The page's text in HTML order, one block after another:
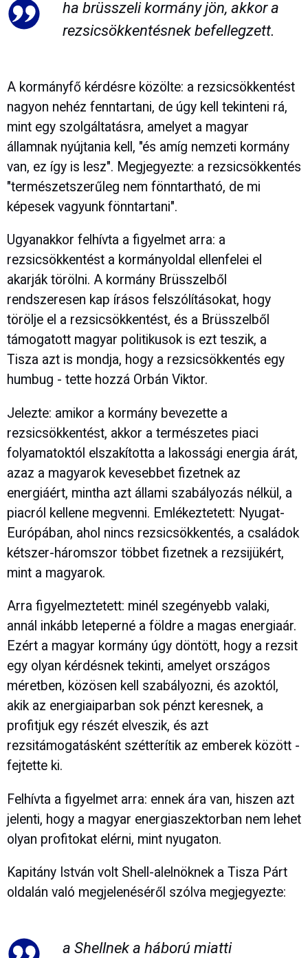
ha brüsszeli kormány jön, akkor a
rezsicsökkentésnek befellegzett.
A kormányfő kérdésre közölte: a rezsicsökkentést
nagyon nehéz fenntartani, de úgy kell tekinteni rá,
mint egy szolgáltatásra, amelyet a magyar
államnak nyújtania kell, "és amíg nemzeti kormány
van, ez így is lesz". Megjegyezte: a rezsicsökkentés
"természetszerűleg nem fönntartható, de mi
képesek vagyunk fönntartani".
Ugyanakkor felhívta a figyelmet arra: a
rezsicsökkentést a kormányoldal ellenfelei el
akarják törölni. A kormány Brüsszelből
rendszeresen kap írásos felszólításokat, hogy
törölje el a rezsicsökkentést, és a Brüsszelből
támogatott magyar politikusok is ezt teszik, a
Tisza azt is mondja, hogy a rezsicsökkentés egy
humbug - tette hozzá Orbán Viktor.
Jelezte: amikor a kormány bevezette a
rezsicsökkentést, akkor a természetes piaci
folyamatoktól elszakította a lakossági energia árát,
azaz a magyarok kevesebbet fizetnek az
energiáért, mintha azt állami szabályozás nélkül, a
piacról kellene megvenni. Emlékeztetett: Nyugat-
Európában, ahol nincs rezsicsökkentés, a családok
kétszer-háromszor többet fizetnek a rezsijükért,
mint a magyarok.
Arra figyelmeztetett: minél szegényebb valaki,
annál inkább leteperné a földre a magas energiaár.
Ezért a magyar kormány úgy döntött, hogy a rezsit
egy olyan kérdésnek tekinti, amelyet országos
méretben, közösen kell szabályozni, és azoktól,
akik az energiaiparban sok pénzt keresnek, a
profitjuk egy részét elveszik, és azt
rezsitámogatásként szétterítik az emberek között -
fejtette ki.
Felhívta a figyelmet arra: ennek ára van, hiszen azt
jelenti, hogy a magyar energiaszektorban nem lehet
olyan profitokat elérni, mint nyugaton.
Kapitány István volt Shell-alelnöknek a Tisza Párt
oldalán való megjelenéséről szólva megjegyezte:
a Shellnek a háború miatti